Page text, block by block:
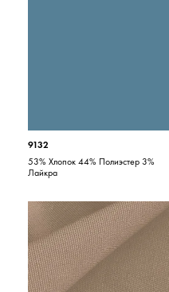
9132
53% Хлопок 44% Полиэстер 3%
Лайкра